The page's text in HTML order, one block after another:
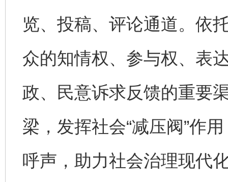
览、投稿、评论通道。依
众的知情权、参与权、表
政、民意诉求反馈的重要
梁，发挥社会“减压阀”作
呼声，助力社会治理现代